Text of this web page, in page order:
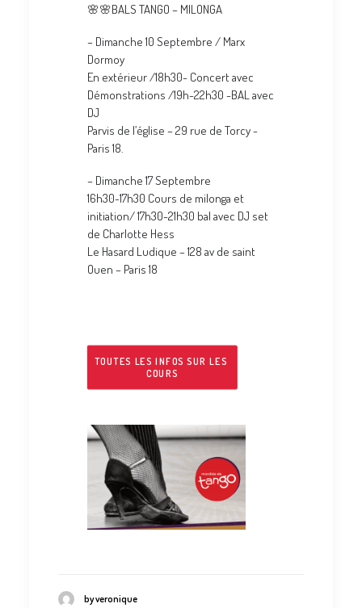
🌸🌸BALS TANGO – MILONGA
– Dimanche 10 Septembre / Marx
Dormoy
En extérieur /18h30- Concert avec
Démonstrations /19h-22h30 -BAL avec
DJ
Parvis de l’église – 29 rue de Torcy -
Paris 18.
– Dimanche 17 Septembre
16h30-17h30 Cours de milonga et
initiation/ 17h30-21h30 bal avec DJ set
de Charlotte Hess
Le Hasard Ludique – 128 av de saint
Ouen – Paris 18
TOUTES LES INFOS SUR LES
COURS
by veronique